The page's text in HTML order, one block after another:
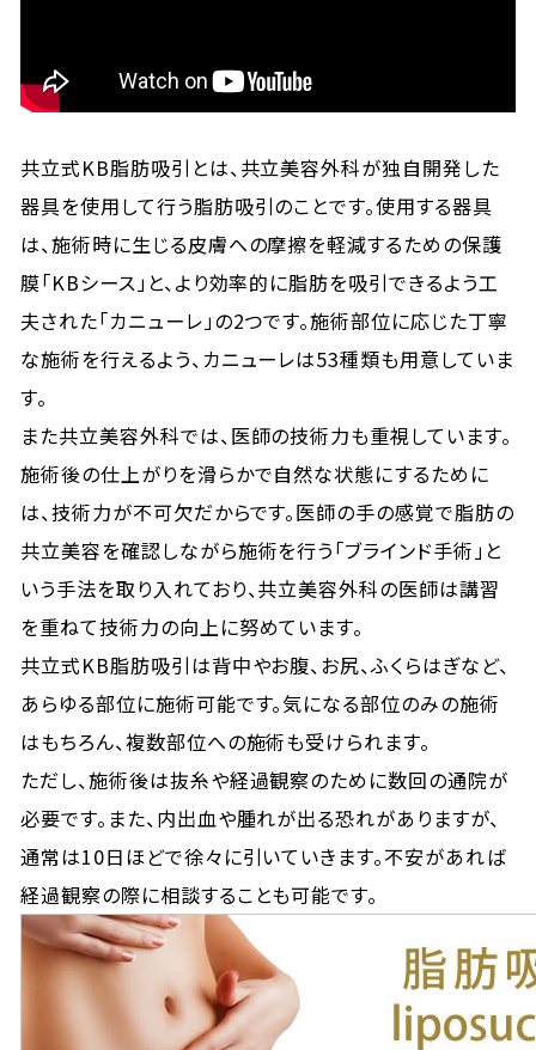
共立式KB脂肪吸引とは、共立美容外科が独自開発した
器具を使用して行う脂肪吸引のことです。使用する器具
は、施術時に生じる皮膚への摩擦を軽減するための保護
膜「KBシース」と、より効率的に脂肪を吸引できるよう工
夫された「カニューレ」の2つです。施術部位に応じた丁寧
な施術を行えるよう、カニューレは53種類も用意していま
す。
また共立美容外科では、医師の技術力も重視しています。
施術後の仕上がりを滑らかで自然な状態にするために
は、技術力が不可欠だからです。医師の手の感覚で脂肪の
共立美容を確認しながら施術を行う「ブラインド手術」と
いう手法を取り入れており、共立美容外科の医師は講習
を重ねて技術力の向上に努めています。
共立式KB脂肪吸引は背中やお腹、お尻、ふくらはぎなど、
あらゆる部位に施術可能です。気になる部位のみの施術
はもちろん、複数部位への施術も受けられます。
ただし、施術後は抜糸や経過観察のために数回の通院が
必要です。また、内出血や腫れが出る恐れがありますが、
通常は10日ほどで徐々に引いていきます。不安があれば
経過観察の際に相談することも可能です。